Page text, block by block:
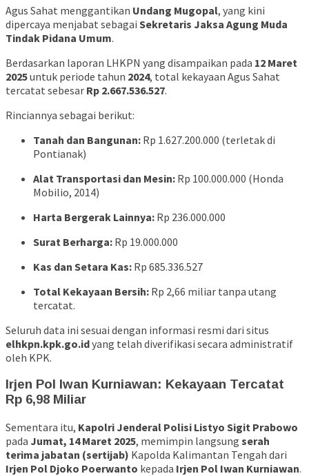
Agus Sahat menggantikan Undang Mugopal, yang kini
dipercaya menjabat sebagai Sekretaris Jaksa Agung Muda
Tindak Pidana Umum.
Berdasarkan laporan LHKPN yang disampaikan pada 12 Maret
2025untuk periode tahun 2024, total kekayaan Agus Sahat
tercatat sebesar Rp 2.667.536.527.
Rinciannya sebagai berikut:
Tanah dan Bangunan: Rp 1.627.200.000 (terletak di
Pontianak)
Alat Transportasi dan Mesin: Rp 100.000.000 (Honda
Mobilio, 2014)
Harta Bergerak Lainnya: Rp 236.000.000
Surat Berharga: Rp 19.000.000
Kas dan Setara Kas: Rp 685.336.527
Total Kekayaan Bersih: Rp 2,66 miliar tanpa utang
tercatat.
Seluruh data ini sesuai dengan informasi resmi dari situs
elhkpn.kpk.go.idyang telah diverifikasi secara administratif
oleh KPK.
Irjen Pol Iwan Kurniawan: Kekayaan Tercatat
Rp 6,98 Miliar
Sementara itu, Kapolri Jenderal Polisi Listyo Sigit Prabowo
pada Jumat, 14 Maret 2025, memimpin langsung serah
terima jabatan (sertijab) Kapolda Kalimantan Tengah dari
Irjen Pol Djoko Poerwanto kepada Irjen Pol Iwan Kurniawan.